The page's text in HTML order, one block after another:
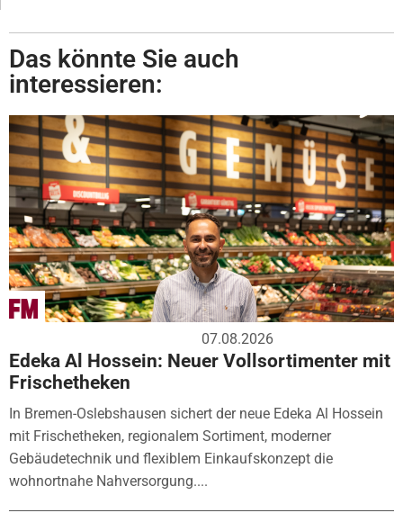
Das könnte Sie auch
interessieren:
07.08.2026
Edeka Al Hossein: Neuer Vollsortimenter mit
Frischetheken
In Bremen-Oslebshausen sichert der neue Edeka Al Hossein
mit Frischetheken, regionalem Sortiment, moderner
Gebäudetechnik und flexiblem Einkaufskonzept die
wohnortnahe Nahversorgung....